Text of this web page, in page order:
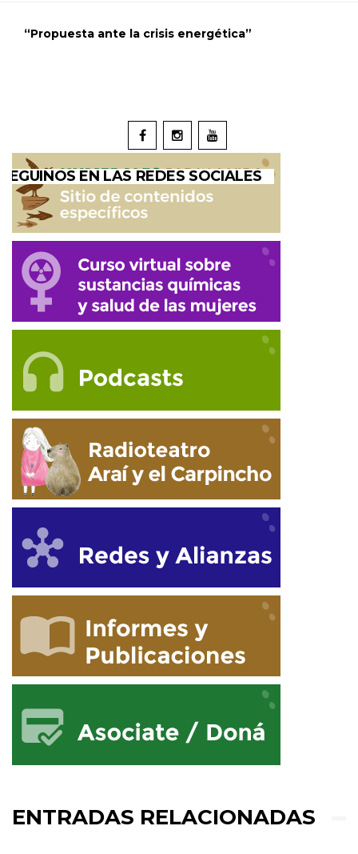
“Propuesta ante la crisis energética”
SEGUINOS EN LAS REDES SOCIALES
ENTRADAS RELACIONADAS